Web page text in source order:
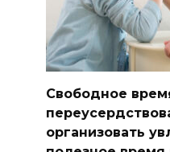
Свободное
организовать